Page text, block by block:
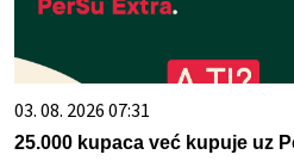
03. 08. 2026 07:31
25.000 kupaca već kupuje uz